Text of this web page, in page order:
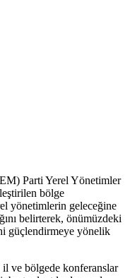
Parti Yerel Yönetimler
bölge
yönetimlerin geleceğine
belirterek, önümüzdeki
güçlendirmeye yönelik
ve bölgede konferanslar